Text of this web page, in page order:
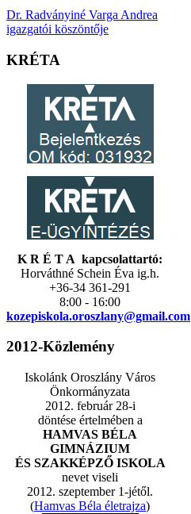
Dr. Radványiné Varga Andrea
igazgatói köszöntője
KRÉTA
K R É T A kapcsolattartó:
Horváthné Schein Éva ig.h.
+36-34 361-291
8:00 - 16:00
kozepiskola.oroszlany@gmail.com
2012-Közlemény
Iskolánk Oroszlány Város
Önkormányzata
2012. február 28-i
döntése értelmében a
HAMVAS BÉLA
GIMNÁZIUM
ÉS SZAKKÉPZŐ ISKOLA
nevet viseli
2012. szeptember 1-jétől.
(Hamvas Béla életrajza)